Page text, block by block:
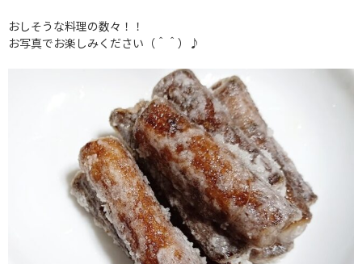
おしそうな料理の数々！！
お写真でお楽しみください（＾＾）♪